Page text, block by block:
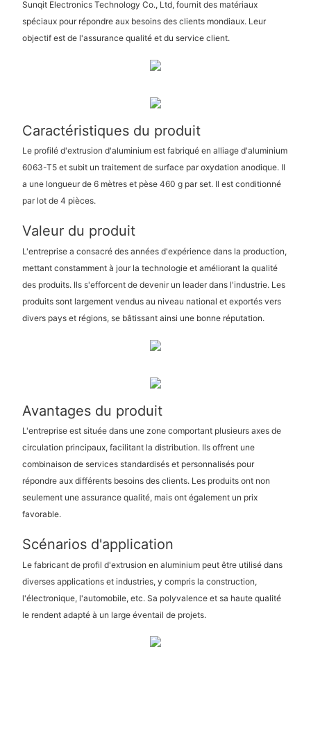
Sunqit Electronics Technology Co., Ltd, fournit des matériaux
spéciaux pour répondre aux besoins des clients mondiaux. Leur
objectif est de l'assurance qualité et du service client.
Caractéristiques du produit
Le profilé d'extrusion d'aluminium est fabriqué en alliage d'aluminium
6063-T5 et subit un traitement de surface par oxydation anodique. Il
a une longueur de 6 mètres et pèse 460 g par set. Il est conditionné
par lot de 4 pièces.
Valeur du produit
L'entreprise a consacré des années d'expérience dans la production,
mettant constamment à jour la technologie et améliorant la qualité
des produits. Ils s'efforcent de devenir un leader dans l'industrie. Les
produits sont largement vendus au niveau national et exportés vers
divers pays et régions, se bâtissant ainsi une bonne réputation.
Avantages du produit
L'entreprise est située dans une zone comportant plusieurs axes de
circulation principaux, facilitant la distribution. Ils offrent une
combinaison de services standardisés et personnalisés pour
répondre aux différents besoins des clients. Les produits ont non
seulement une assurance qualité, mais ont également un prix
favorable.
Scénarios d'application
Le fabricant de profil d'extrusion en aluminium peut être utilisé dans
diverses applications et industries, y compris la construction,
l'électronique, l'automobile, etc. Sa polyvalence et sa haute qualité
le rendent adapté à un large éventail de projets.